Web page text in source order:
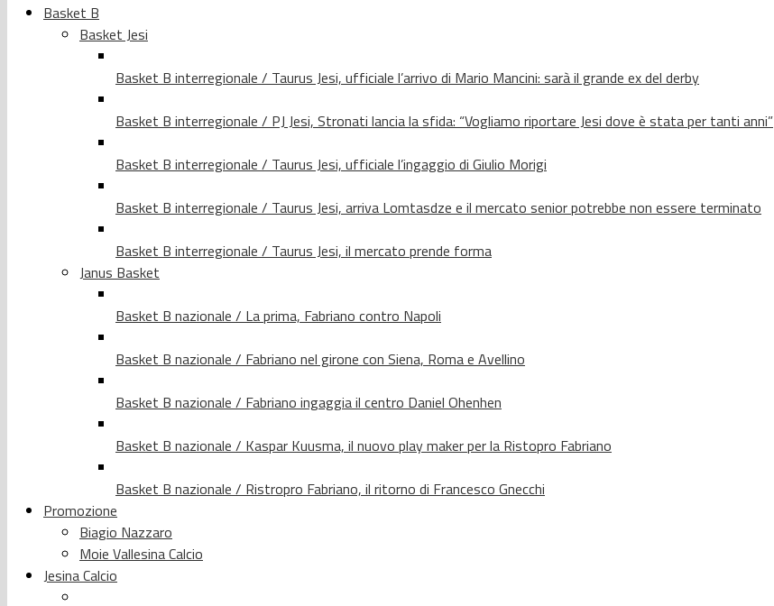
Basket B
Basket Jesi
Basket B interregionale / Taurus Jesi, ufficiale l’arrivo di Mario Mancini: sarà il grande ex del derby
Basket B interregionale / PJ Jesi, Stronati lancia la sfida: “Vogliamo riportare Jesi dove è stata per tanti anni”
Basket B interregionale / Taurus Jesi, ufficiale l’ingaggio di Giulio Morigi
Basket B interregionale / Taurus Jesi, arriva Lomtasdze e il mercato senior potrebbe non essere terminato
Basket B interregionale / Taurus Jesi, il mercato prende forma
Janus Basket
Basket B nazionale / La prima, Fabriano contro Napoli
Basket B nazionale / Fabriano nel girone con Siena, Roma e Avellino
Basket B nazionale / Fabriano ingaggia il centro Daniel Ohenhen
Basket B nazionale / Kaspar Kuusma, il nuovo play maker per la Ristopro Fabriano
Basket B nazionale / Ristropro Fabriano, il ritorno di Francesco Gnecchi
Promozione
Biagio Nazzaro
Moie Vallesina Calcio
Jesina Calcio